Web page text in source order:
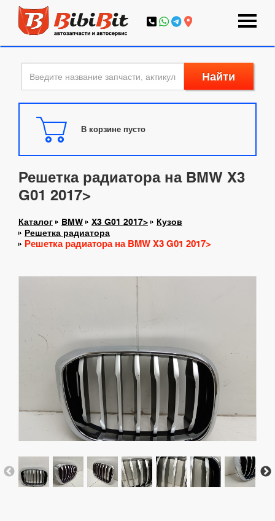
Найти
В корзине пусто
Решетка радиатора на BMW X3
G01 2017>
Каталог BMW X3 G01 2017>
Кузов
Решетка радиатора
Решетка радиатора на BMW X3 G01 2017>